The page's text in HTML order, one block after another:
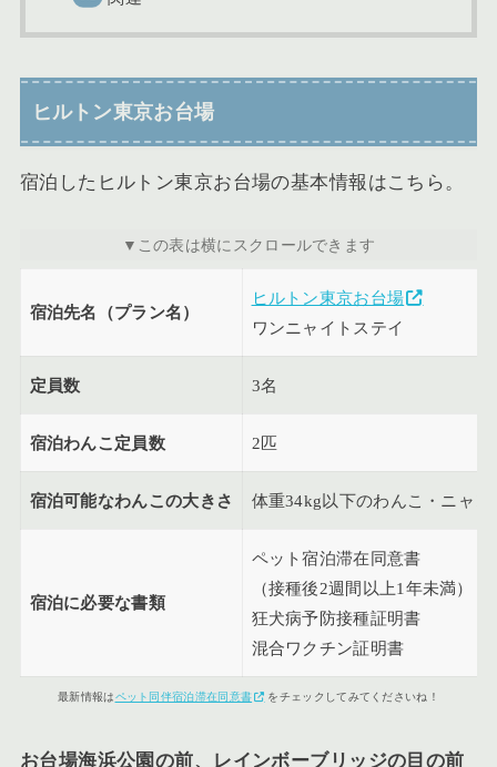
ヒルトン東京お台場
宿泊したヒルトン東京お台場の基本情報はこちら。
宿泊先名（プラン名）
ヒルトン東京お台場
ワンニャイトステイ
定員数 3名
宿泊わんこ定員数 2匹
宿泊可能なわんこの大きさ 体重34kg以下のわんこ・ニャン
宿泊に必要な書類
ペット宿泊滞在同意書
（接種後2週間以上1年未満）
狂犬病予防接種証明書
混合ワクチン証明書
最新情報は ペット同伴宿泊滞在同意書 をチェックしてみてくださいね！
お台場海浜公園の前、レインボーブリッジの目の前